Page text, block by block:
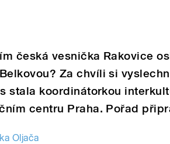
česká vesnička Rakovice
Za chvíli si
stala koordinátorkou
centru Praha. Pořad
Oljača